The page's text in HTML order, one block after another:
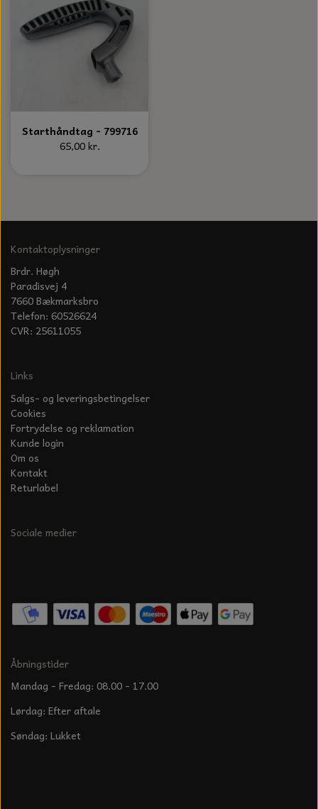
Starthåndtag - 799716
65,00 kr.
Kontaktoplysninger
Brdr. Høgh
Paradisvej 4
7660 Bækmarksbro
Telefon: 60526624
CVR: 25611055
Links
Salgs- og leveringsbetingelser
Cookies
Fortrydelse og reklamation
Kunde login
Om os
Kontakt
Returlabel
Sociale medier
Åbningstider
Mandag - Fredag: 08.00 - 17.00
Lørdag: Efter aftale
Søndag: Lukket